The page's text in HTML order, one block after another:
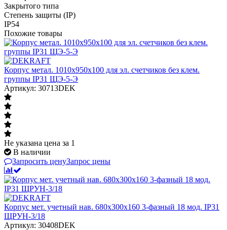
Закрытого типа
Степень защиты (IP)
IP54
Похожие товары
Корпус метал. 1010х950х100 для эл. счетчиков без клем.
группы IP31 ЩЭ-5-Э
Артикул: 30713DEK
Не указана цена за 1
В наличии
Запросить ценуЗапрос цены
Корпус мет. учетный нав. 680х300х160 3-фазный 18 мод. IP31
ЩРУН-3/18
Артикул: 30408DEK